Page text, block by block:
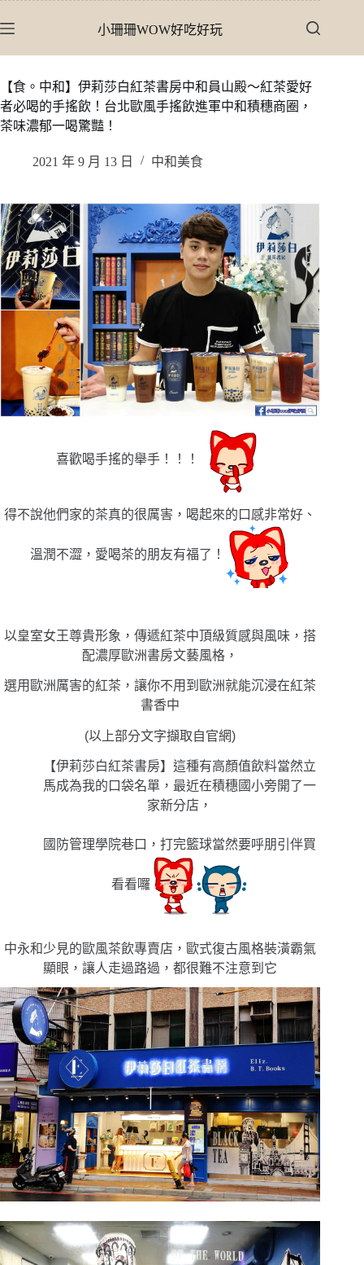
至
內
容
小珊珊WOW好吃好玩
【食。中和】伊莉莎白紅茶書房中和員山殿〜紅茶愛好
者必喝的手搖飲！台北歐風手搖飲進軍中和積穗商圈，
茶味濃郁一喝驚豔！
2021 年 9 月 13 日 中和美食
喜歡喝手搖的舉手！！！
得不說他們家的茶真的很厲害，喝起來的口感非常好、
溫潤不澀， 愛喝茶的朋友有福了！
以皇室女王尊貴形象，傳遞紅茶中頂級質感與風味，搭
配濃厚歐洲書房文藝風格，
選用歐洲厲害的紅茶，讓你不用到歐洲就能沉浸在紅茶
書香中
(以上部分文字擷取自官網)
【伊莉莎白紅茶書房】這種有高顏值飲料當然立
馬成為我的口袋名單，最近在積穗國小旁開了一
家新分店，
國防管理學院巷口，打完籃球當然要呼朋引伴買
看看囉
中永和少見的歐風茶飲專賣店，歐式復古風格裝潢霸氣
顯眼，讓人走過路過，都很難不注意到它